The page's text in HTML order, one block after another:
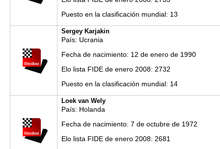
Puesto en la clasificación mundial: 13
Sergey Karjakin
País: Ucrania
Fecha de nacimiento: 12 de enero de 1990
Elo lista FIDE de enero 2008: 2732
Puesto en la clasificación mundial: 14
Loek van Wely
País: Holanda
Fecha de nacimiento: 7 de octubre de 1972
Elo lista FIDE de enero 2008: 2681